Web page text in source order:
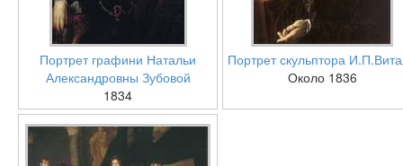
Портрет графини Натальи
Александровны Зубовой
1834
Портрет скульптора
Около 1836